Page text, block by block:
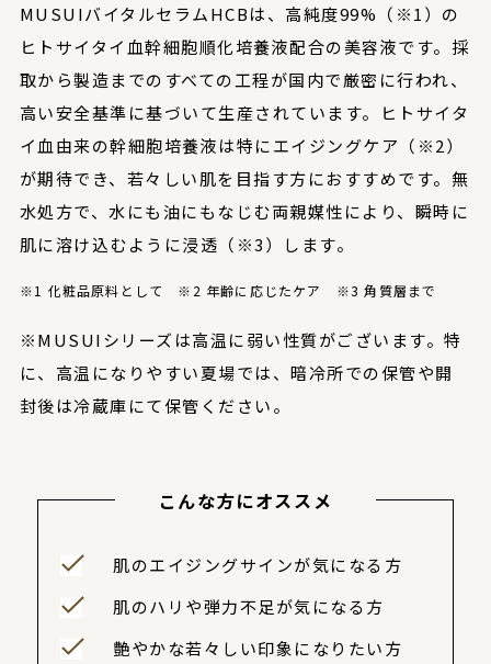
MUSUIバイタルセラムHCBは、高純度99%（※1）の
ヒトサイタイ血幹細胞順化培養液配合の美容液です。採
取から製造までのすべての工程が国内で厳密に行われ、
高い安全基準に基づいて生産されています。ヒトサイタ
イ血由来の幹細胞培養液は特にエイジングケア（※2）
が期待でき、若々しい肌を目指す方におすすめです。無
水処方で、水にも油にもなじむ両親媒性により、瞬時に
肌に溶け込むように浸透（※3）します。
※1 化粧品原料として ※2 年齢に応じたケア ※3 角質層まで
※MUSUIシリーズは高温に弱い性質がございます。特
に、高温になりやすい夏場では、暗冷所での保管や開
封後は冷蔵庫にて保管ください。
こんな方にオススメ
肌のエイジングサインが気になる方
肌のハリや弾力不足が気になる方
艶やかな若々しい印象になりたい方